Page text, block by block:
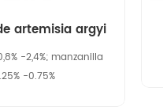
artemisia argyi
-2,4%; manzanilla
-0.75%